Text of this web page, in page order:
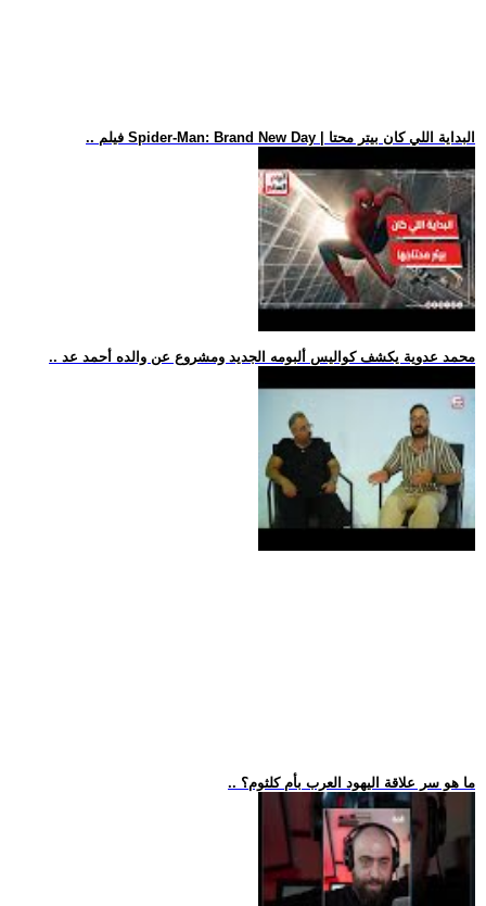
.. فيلم Spider-Man: Brand New Day | البداية اللي كان بيتر محتا
.. محمد عدوية يكشف كواليس ألبومه الجديد ومشروع عن والده أحمد عد
.. ما هو سر علاقة اليهود العرب بأم كلثوم؟